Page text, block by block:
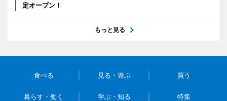
定オープン！
もっと見る
食べる 見る・遊ぶ 買う
暮らす・働く 学ぶ・知る 特集